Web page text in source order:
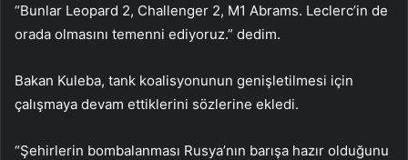
“Bunlar Leopard 2, Challenger 2, M1 Abrams. Leclerc’in de
orada olmasını temenni ediyoruz.” dedim.
Bakan Kuleba, tank koalisyonunun genişletilmesi için
çalışmaya devam ettiklerini sözlerine ekledi.
“Şehirlerin bombalanması Rusya’nın barışa hazır olduğunu